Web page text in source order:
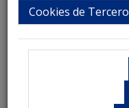
Cookies de
Talleres
Aula Virtual de